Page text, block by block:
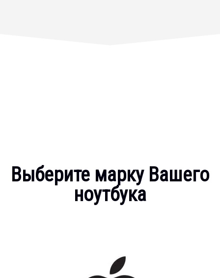
Выберите марку Вашего
ноутбука